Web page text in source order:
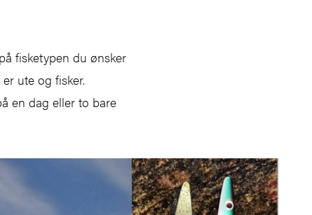
fisketypen du ønsker
ute og fisker.
en dag eller to bare